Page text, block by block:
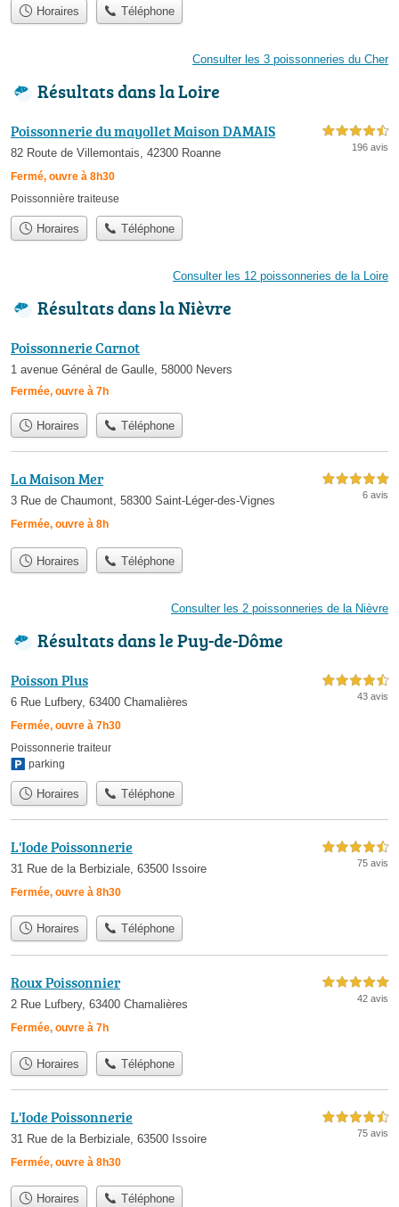
Horaires Téléphone
Consulter les 3 poissonneries du Cher
Résultats dans la Loire
Poissonnerie du mayollet Maison DAMAIS
82 Route de Villemontais, 42300 Roanne
Fermé, ouvre à 8h30
4,5 étoiles sur 5
196 avis
Poissonnière traiteuse
Horaires Téléphone
Consulter les 12 poissonneries de la Loire
Résultats dans la Nièvre
Poissonnerie Carnot
1 avenue Général de Gaulle, 58000 Nevers
Fermée, ouvre à 7h
Horaires Téléphone
La Maison Mer
3 Rue de Chaumont, 58300 Saint-Léger-des-Vignes
Fermée, ouvre à 8h
5,0 étoiles sur 5
6 avis
Horaires Téléphone
Consulter les 2 poissonneries de la Nièvre
Résultats dans le Puy-de-Dôme
Poisson Plus
6 Rue Lufbery, 63400 Chamalières
Fermée, ouvre à 7h30
4,5 étoiles sur 5
43 avis
Poissonnerie traiteur
parking
Horaires Téléphone
L'Iode Poissonnerie
31 Rue de la Berbiziale, 63500 Issoire
Fermée, ouvre à 8h30
4,5 étoiles sur 5
75 avis
Horaires Téléphone
Roux Poissonnier
2 Rue Lufbery, 63400 Chamalières
Fermée, ouvre à 7h
5,0 étoiles sur 5
42 avis
Horaires Téléphone
L'Iode Poissonnerie
31 Rue de la Berbiziale, 63500 Issoire
Fermée, ouvre à 8h30
4,5 étoiles sur 5
75 avis
Horaires Téléphone